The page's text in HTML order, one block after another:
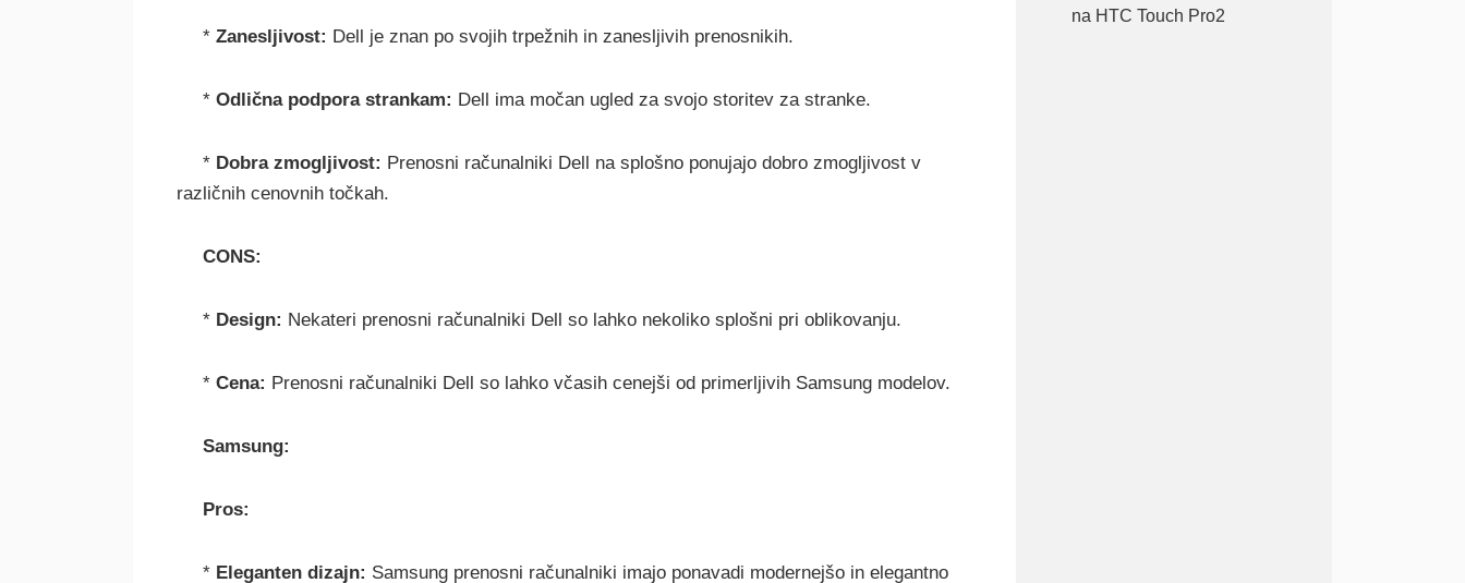
* Zanesljivost: Dell je znan po svojih trpežnih in zanesljivih prenosnikih.
* Odlična podpora strankam: Dell ima močan ugled za svojo storitev za stranke.
* Dobra zmogljivost: Prenosni računalniki Dell na splošno ponujajo dobro zmogljivost v
različnih cenovnih točkah.
CONS:
* Design: Nekateri prenosni računalniki Dell so lahko nekoliko splošni pri oblikovanju.
* Cena: Prenosni računalniki Dell so lahko včasih cenejši od primerljivih Samsung modelov.
Samsung:
Pros:
* Eleganten dizajn: Samsung prenosni računalniki imajo ponavadi modernejšo in elegantno
na HTC Touch Pro2